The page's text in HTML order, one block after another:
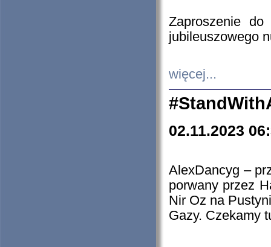
Zaproszenie do
jubileuszowego
więcej...
02.11.2023
AlexDancyg –
porwany przez
Nir Oz na
Gazy. Czekamy